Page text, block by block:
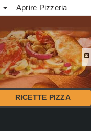
Aprire Pizzeria
RICETTE PIZZA